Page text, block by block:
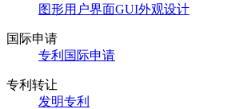
图形用户界面GUI外观设计
国际申请
专利国际申请
专利转让
发明专利